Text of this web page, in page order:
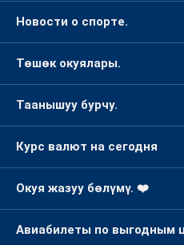
Новости о спорте.
Төшөк окуялары.
Таанышуу бурчу.
Курс валют на сегодня
Окуя жазуу бөлүмү. ❤️
Авиабилеты по выгодным